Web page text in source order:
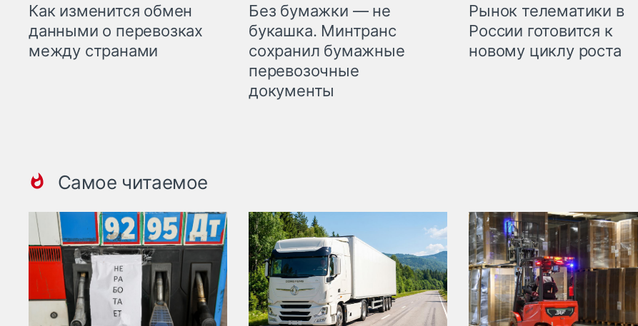
Как изменится обмен
данными о перевозках
между странами
Без бумажки — не
букашка. Минтранс
сохранил бумажные
перевозочные
документы
Рынок телематики в
России готовится к
новому циклу роста
Самое читаемое